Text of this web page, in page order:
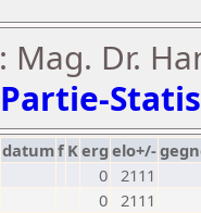
Mag. Dr.
datumf Kerg elo+/-
0 2111
0 2111